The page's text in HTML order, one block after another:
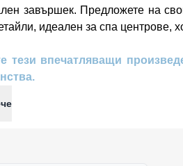
завършек. Предложете на
идеален за спа центрове,
тези впечатляващи